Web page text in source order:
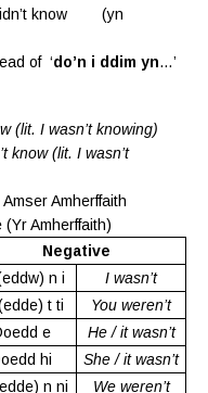
know (yn
of ‘do’n i ddim yn…’
(lit. I wasn’t knowing)
know (lit. I wasn’t
Amherffaith
Amherffaith)
Negative
n i
I wasn’t
t ti
You weren’t
e
He / it wasn’t
hi
She / it wasn’t
n ni
We weren’t